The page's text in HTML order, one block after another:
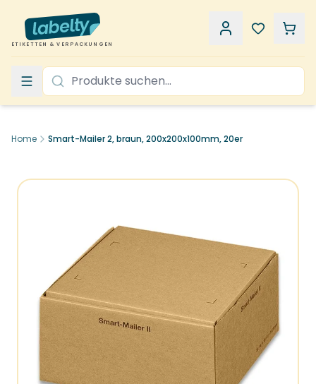
ETIKETTEN & VERPACKUNGEN
Home Smart-Mailer 2, braun, 200x200x100mm, 20er